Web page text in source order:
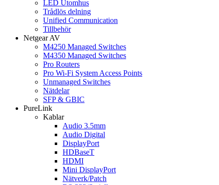
LED Utomhus
Trådlös delning
Unified Communication
Tillbehör
Netgear AV
M4250 Managed Switches
M4350 Managed Switches
Pro Routers
Pro Wi-Fi System Access Points
Unmanaged Switches
Nätdelar
SFP & GBIC
PureLink
Kablar
Audio 3.5mm
Audio Digital
DisplayPort
HDBaseT
HDMI
Mini DisplayPort
Nätverk/Patch